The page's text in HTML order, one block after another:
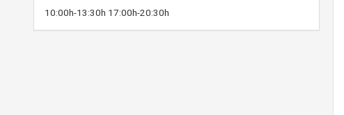
10:00h-13:30h 17:00h-20:30h